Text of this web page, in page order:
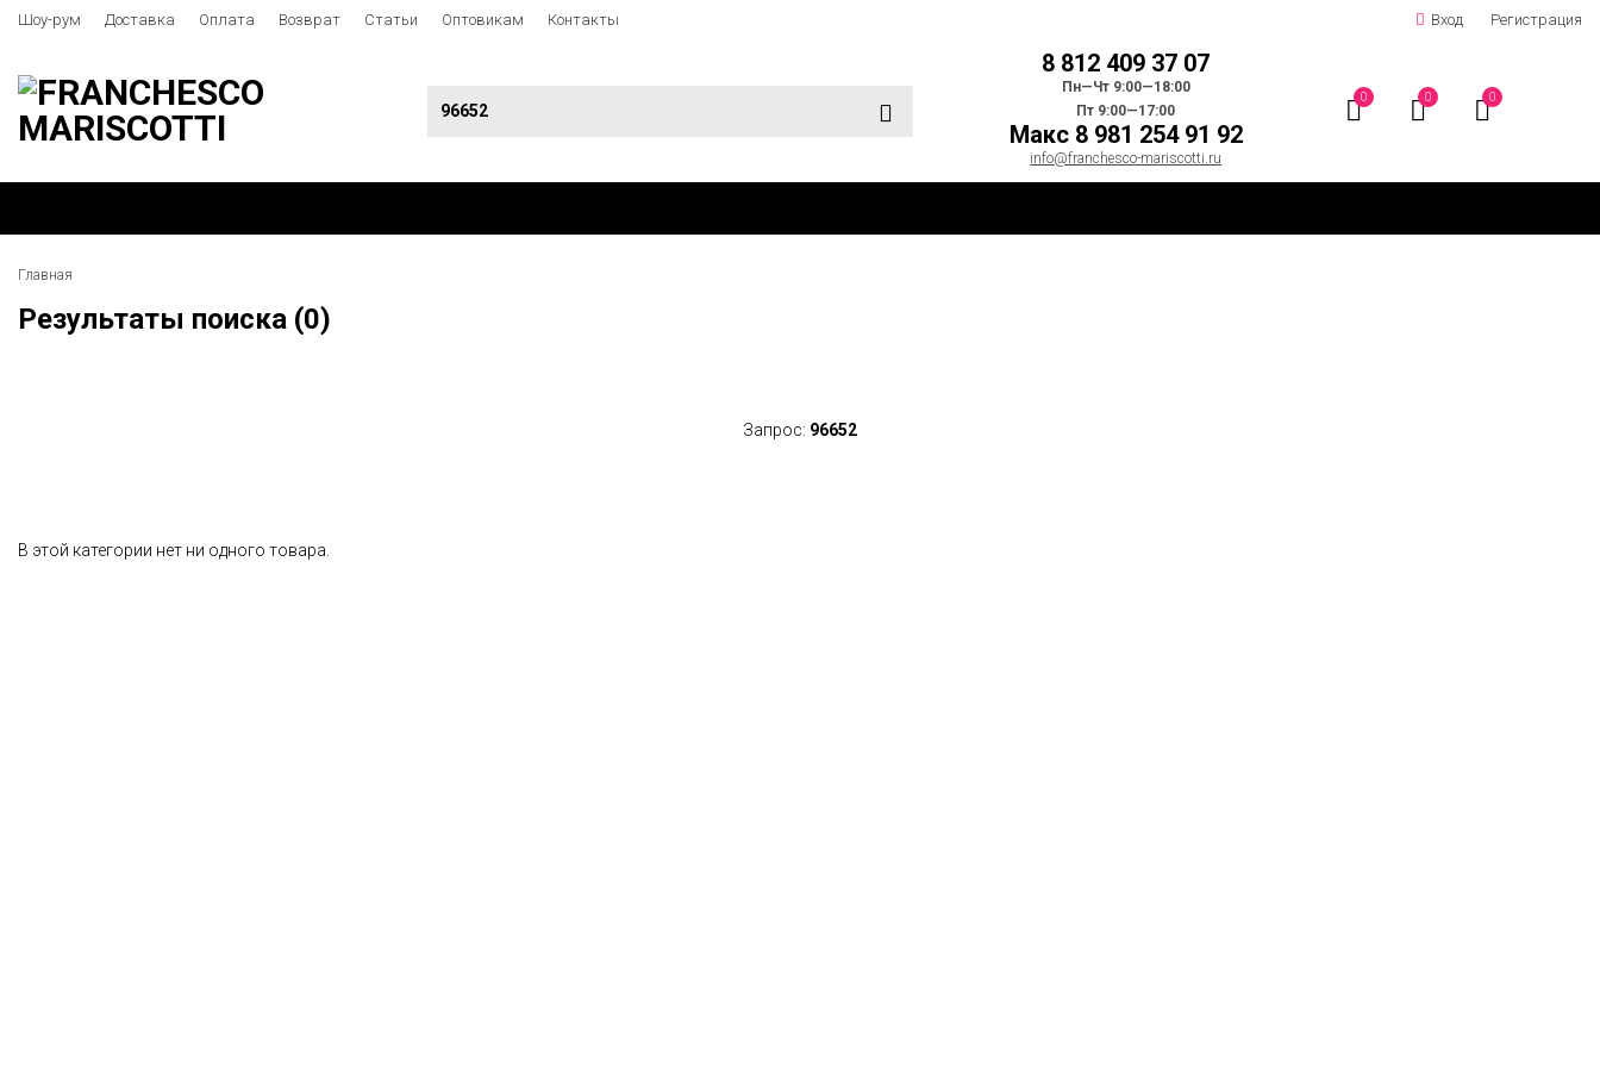
Шоу-рум Доставка Оплата Возврат Статьи Оптовикам Контакты Вход Регистрация
8 812 409 37 07
Пн—Чт 9:00—18:00
Пт 9:00—17:00
Макс 8 981 254 91 92
info@franchesco-mariscotti.ru
0 0 0
Главная
Результаты поиска (0)
Запрос: 96652
В этой категории нет ни одного товара.